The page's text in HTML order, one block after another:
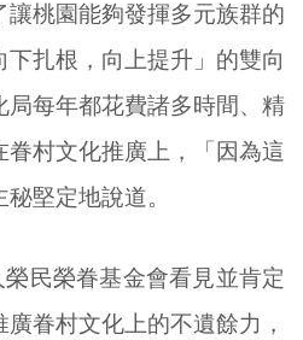
桃園能夠發揮多元族群的
扎根，向上提升」的雙向
局每年都花費諸多時間、精
村文化推廣上，「因為這
堅定地說道。
民榮眷基金會看見並肯定
眷村文化上的不遺餘力，